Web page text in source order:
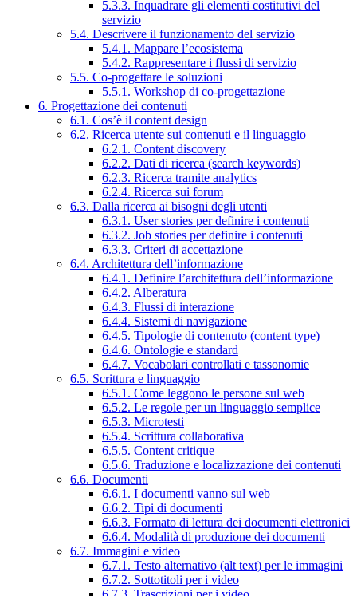
5.3.3. Inquadrare gli elementi costitutivi del
servizio
5.4. Descrivere il funzionamento del servizio
5.4.1. Mappare l’ecosistema
5.4.2. Rappresentare i flussi di servizio
5.5. Co-progettare le soluzioni
5.5.1. Workshop di co-progettazione
6. Progettazione dei contenuti
6.1. Cos’è il content design
6.2. Ricerca utente sui contenuti e il linguaggio
6.2.1. Content discovery
6.2.2. Dati di ricerca (search keywords)
6.2.3. Ricerca tramite analytics
6.2.4. Ricerca sui forum
6.3. Dalla ricerca ai bisogni degli utenti
6.3.1. User stories per definire i contenuti
6.3.2. Job stories per definire i contenuti
6.3.3. Criteri di accettazione
6.4. Architettura dell’informazione
6.4.1. Definire l’architettura dell’informazione
6.4.2. Alberatura
6.4.3. Flussi di interazione
6.4.4. Sistemi di navigazione
6.4.5. Tipologie di contenuto (content type)
6.4.6. Ontologie e standard
6.4.7. Vocabolari controllati e tassonomie
6.5. Scrittura e linguaggio
6.5.1. Come leggono le persone sul web
6.5.2. Le regole per un linguaggio semplice
6.5.3. Microtesti
6.5.4. Scrittura collaborativa
6.5.5. Content critique
6.5.6. Traduzione e localizzazione dei contenuti
6.6. Documenti
6.6.1. I documenti vanno sul web
6.6.2. Tipi di documenti
6.6.3. Formato di lettura dei documenti elettronici
6.6.4. Modalità di produzione dei documenti
6.7. Immagini e video
6.7.1. Testo alternativo (alt text) per le immagini
6.7.2. Sottotitoli per i video